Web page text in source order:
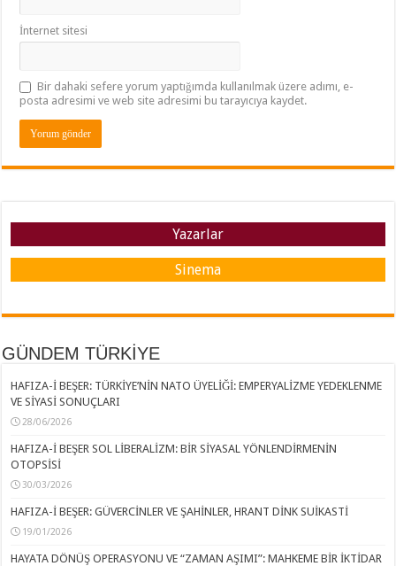
İnternet sitesi
Bir dahaki sefere yorum yaptığımda kullanılmak üzere adımı, e-
posta adresimi ve web site adresimi bu tarayıcıya kaydet.
Yazarlar
Sinema
GÜNDEM TÜRKİYE
HAFIZA-İ BEŞER: TÜRKİYE’NİN NATO ÜYELİĞİ: EMPERYALİZME YEDEKLENME
VE SİYASİ SONUÇLARI
28/06/2026
HAFIZA-İ BEŞER SOL LİBERALİZM: BİR SİYASAL YÖNLENDİRMENİN
OTOPSİSİ
30/03/2026
HAFIZA-İ BEŞER: GÜVERCİNLER VE ŞAHİNLER, HRANT DİNK SUİKASTİ
19/01/2026
HAYATA DÖNÜŞ OPERASYONU VE “ZAMAN AŞIMI”: MAHKEME BİR İKTİDAR